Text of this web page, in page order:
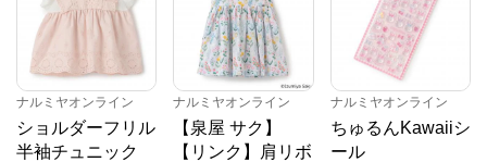
ナルミヤオンライン
ショルダーフリル
半袖チュニック
ナルミヤオンライン
【泉屋 サク】
【リンク】肩リボ
ナルミヤオンライン
ちゅるんKawaiiシ
ール